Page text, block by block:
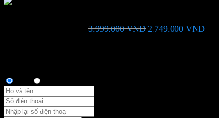
3.999.000VND Giá
2.749.000 VNDGiá